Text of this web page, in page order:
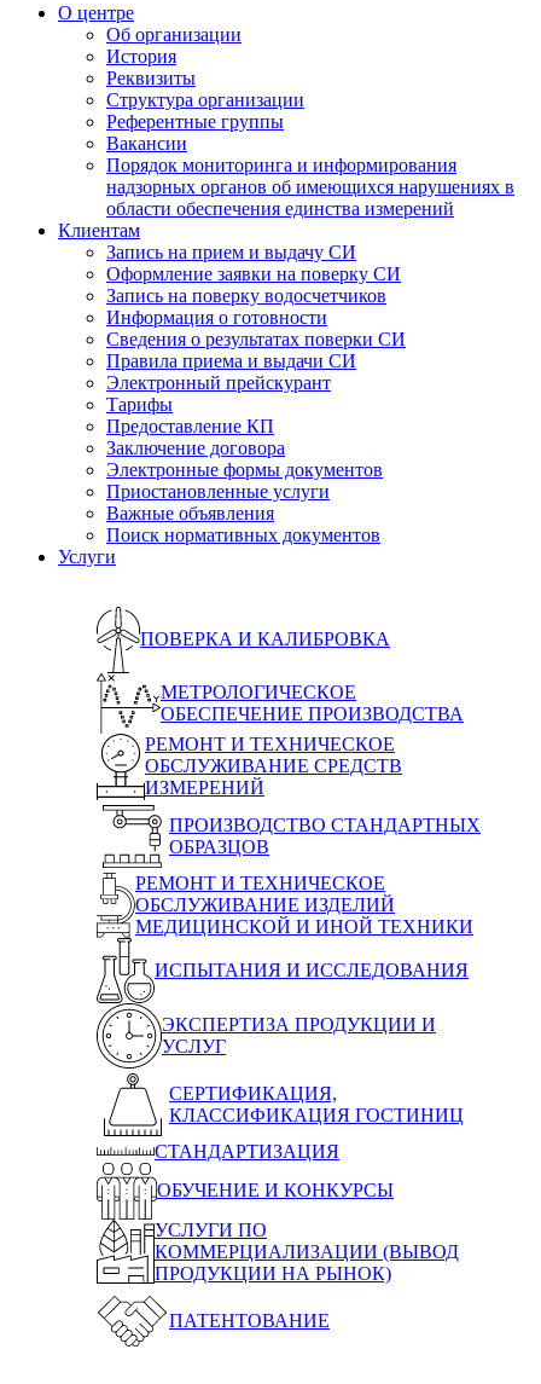
О центре
Об организации
История
Реквизиты
Структура организации
Референтные группы
Вакансии
Порядок мониторинга и информирования
надзорных органов об имеющихся нарушениях в
области обеспечения единства измерений
Клиентам
Запись на прием и выдачу СИ
Оформление заявки на поверку СИ
Запись на поверку водосчетчиков
Информация о готовности
Сведения о результатах поверки СИ
Правила приема и выдачи СИ
Электронный прейскурант
Тарифы
Предоставление КП
Заключение договора
Электронные формы документов
Приостановленные услуги
Важные объявления
Поиск нормативных документов
Услуги
ПОВЕРКА И КАЛИБРОВКА
МЕТРОЛОГИЧЕСКОЕ
ОБЕСПЕЧЕНИЕ ПРОИЗВОДСТВА
РЕМОНТ И ТЕХНИЧЕСКОЕ
ОБСЛУЖИВАНИЕ СРЕДСТВ
ИЗМЕРЕНИЙ
ПРОИЗВОДСТВО СТАНДАРТНЫХ
ОБРАЗЦОВ
РЕМОНТ И ТЕХНИЧЕСКОЕ
ОБСЛУЖИВАНИЕ ИЗДЕЛИЙ
МЕДИЦИНСКОЙ И ИНОЙ ТЕХНИКИ
ИСПЫТАНИЯ И ИССЛЕДОВАНИЯ
ЭКСПЕРТИЗА ПРОДУКЦИИ И
УСЛУГ
СЕРТИФИКАЦИЯ,
КЛАССИФИКАЦИЯ ГОСТИНИЦ
СТАНДАРТИЗАЦИЯ
ОБУЧЕНИЕ И КОНКУРСЫ
УСЛУГИ ПО
КОММЕРЦИАЛИЗАЦИИ (ВЫВОД
ПРОДУКЦИИ НА РЫНОК)
ПАТЕНТОВАНИЕ